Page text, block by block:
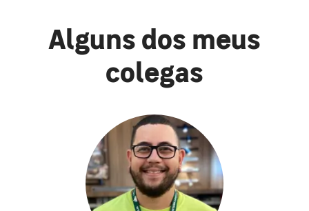
Alguns dos meus
colegas